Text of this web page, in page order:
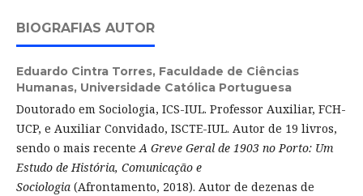
BIOGRAFIAS AUTOR
Eduardo Cintra Torres, Faculdade de Ciências
Humanas, Universidade Católica Portuguesa
Doutorado em Sociologia, ICS-IUL. Professor Auxiliar, FCH-
UCP, e Auxiliar Convidado, ISCTE-IUL. Autor de 19 livros,
sendo o mais recente A Greve Geral de 1903 no Porto: Um
Estudo de História, Comunicação e
Sociologia(Afrontamento, 2018). Autor de dezenas de